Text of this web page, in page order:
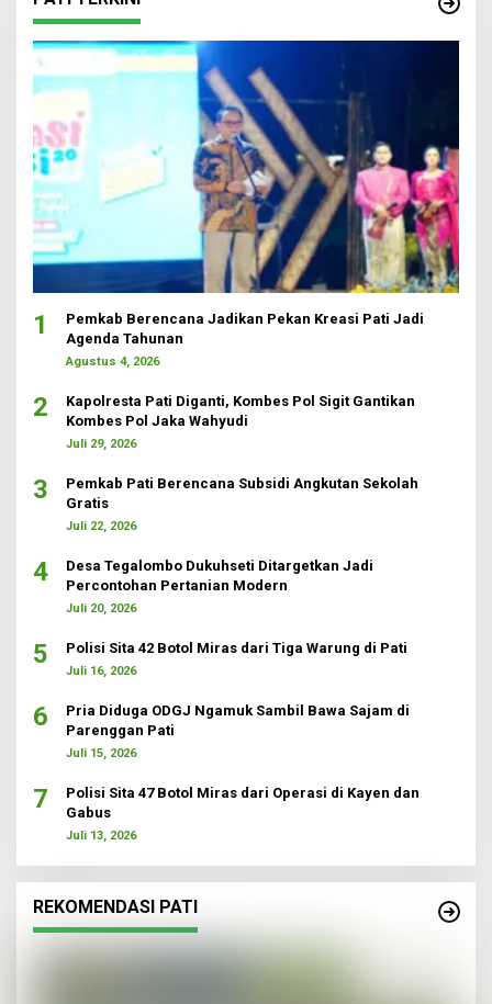
1
Pemkab Berencana Jadikan Pekan Kreasi Pati Jadi
Agenda Tahunan
Agustus 4, 2026
2
Kapolresta Pati Diganti, Kombes Pol Sigit Gantikan
Kombes Pol Jaka Wahyudi
Juli 29, 2026
3
Pemkab Pati Berencana Subsidi Angkutan Sekolah
Gratis
Juli 22, 2026
4
Desa Tegalombo Dukuhseti Ditargetkan Jadi
Percontohan Pertanian Modern
Juli 20, 2026
5 Polisi Sita 42 Botol Miras dari Tiga Warung di Pati
Juli 16, 2026
6
Pria Diduga ODGJ Ngamuk Sambil Bawa Sajam di
Parenggan Pati
Juli 15, 2026
7
Polisi Sita 47 Botol Miras dari Operasi di Kayen dan
Gabus
Juli 13, 2026
REKOMENDASI PATI